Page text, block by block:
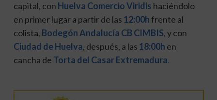
capital, con Huelva Comercio Viridis haciéndolo
en primer lugar a partir de las 12:00hfrente al
colista, Bodegón Andalucía CB CIMBIS, y con
Ciudad de Huelva, después, a las 18:00h en
cancha de Torta del Casar Extremadura.